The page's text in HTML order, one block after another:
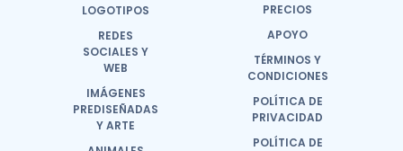
LOGOTIPOS
REDES
SOCIALES Y
WEB
IMÁGENES
PREDISEÑADAS
Y ARTE
PRECIOS
APOYO
TÉRMINOS Y
CONDICIONES
POLÍTICA DE
PRIVACIDAD
POLÍTICA DE